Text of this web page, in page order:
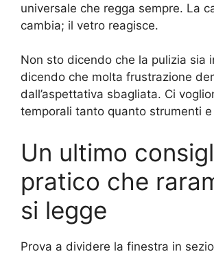
universale che regga sempre. La
cambia; il vetro reagisce.
Non sto dicendo che la pulizia sia
dicendo che molta frustrazione
dall’aspettativa sbagliata. Ci
temporali tanto quanto strumenti
Un ultimo
pratico che
si legge
Prova a dividere la finestra in